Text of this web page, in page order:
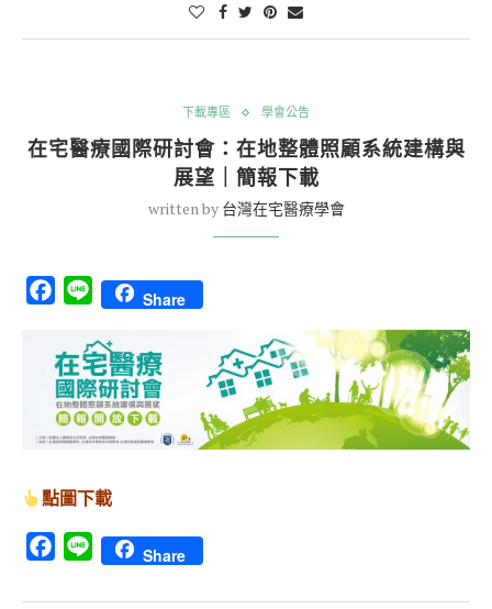
下載專區 學會公告
在宅醫療國際研討會：在地整體照顧系統建構與
展望｜簡報下載
written by 台灣在宅醫療學會
Facebook
Line Share
點圖下載
Facebook
Line Share